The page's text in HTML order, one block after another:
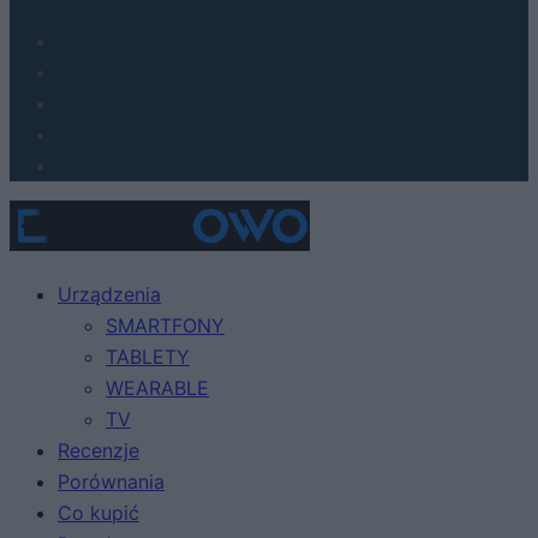
Urządzenia
SMARTFONY
TABLETY
WEARABLE
TV
Recenzje
Porównania
Co kupić